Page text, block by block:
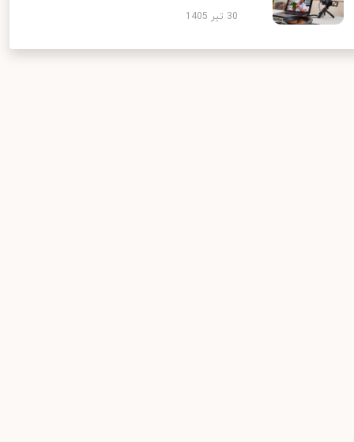
30 تیر 1405